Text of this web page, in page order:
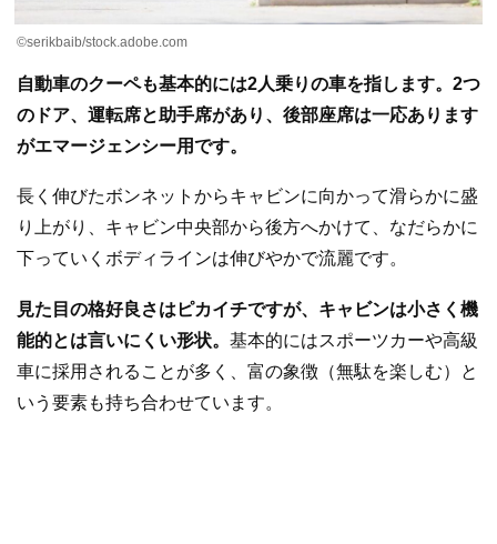
©serikbaib/stock.adobe.com
自動車のクーペも基本的には2人乗りの車を指します。2つ
のドア、運転席と助手席があり、後部座席は一応あります
がエマージェンシー用です。
長く伸びたボンネットからキャビンに向かって滑らかに盛
り上がり、キャビン中央部から後方へかけて、なだらかに
下っていくボディラインは伸びやかで流麗です。
見た目の格好良さはピカイチですが、キャビンは小さく機
能的とは言いにくい形状。 基本的にはスポーツカーや高級
車に採用されることが多く、富の象徴（無駄を楽しむ）と
いう要素も持ち合わせています。